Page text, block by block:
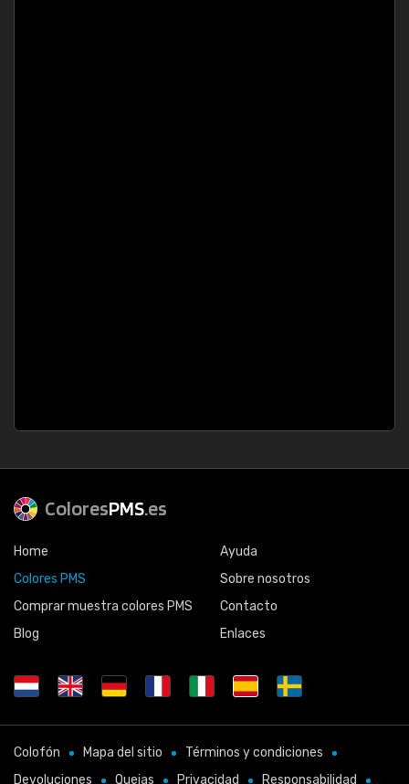
ColoresPMS.es
Home
Colores PMS
Comprar muestra colores PMS
Blog
Ayuda
Sobre nosotros
Contacto
Enlaces
Colofón Mapa del sitio
Términos y condiciones
Devoluciones
Quejas Privacidad Responsabilidad